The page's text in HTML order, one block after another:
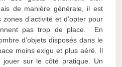
de manière générale, il est
d’activité et d’opter pour
pas trop de place. En
d’objets disposés dans le
moins exigu et plus aéré. Il
jouer sur le côté pratique. Un